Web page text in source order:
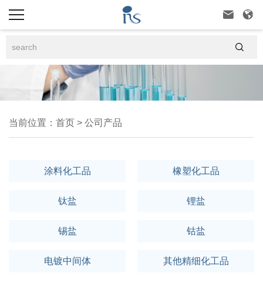
 

当前位置： 首页 > 公司产品
涂料化工品 橡塑化工品
钛盐 锂盐
锡盐 钴盐
电镀中间体 其他精细化工品